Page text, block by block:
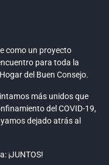
como un proyecto
para toda la
del Buen Consejo.
más unidos que
del COVID-19,
dejado atrás al
¡JUNTOS!